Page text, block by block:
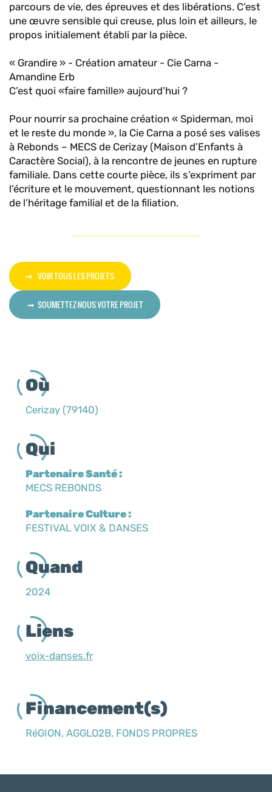
parcours de vie, des épreuves et des libérations. C’est
une œuvre sensible qui creuse, plus loin et ailleurs, le
propos initialement établi par la pièce.
« Grandire » - Création amateur - Cie Carna -
Amandine Erb
C’est quoi «faire famille» aujourd’hui ?
Pour nourrir sa prochaine création « Spiderman, moi
et le reste du monde », la Cie Carna a posé ses valises
à Rebonds – MECS de Cerizay (Maison d’Enfants à
Caractère Social), à la rencontre de jeunes en rupture
familiale. Dans cette courte pièce, ils s’expriment par
l’écriture et le mouvement, questionnant les notions
de l’héritage familial et de la filiation.
VOIR TOUS LES PROJETS
SOUMETTEZ-NOUS VOTRE PROJET
Où
Cerizay (79140)
Qui
Partenaire Santé :
MECS REBONDS
Partenaire Culture :
FESTIVAL VOIX & DANSES
Quand
2024
Liens
voix-danses.fr
Financement(s)
RéGION, AGGLO2B, FONDS PROPRES